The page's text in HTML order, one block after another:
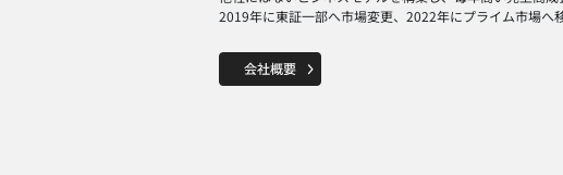
2019年に東証一部へ市場変更、2022年にプライム市場へ